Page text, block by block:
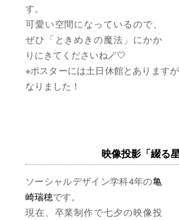
す。
可愛い空間になっているので、
ぜひ「ときめきの魔法」にかか
りにきてくださいね🪄🤍
※ポスターには土日休館とあります
なりました！
映像投影「綴る
ソーシャルデザイン学科4年の亀
崎瑞穂です。
現在、卒業制作で七夕の映像投